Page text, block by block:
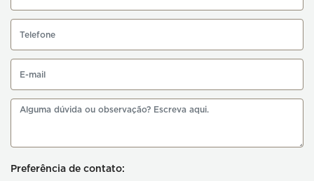
Preferência de contato: